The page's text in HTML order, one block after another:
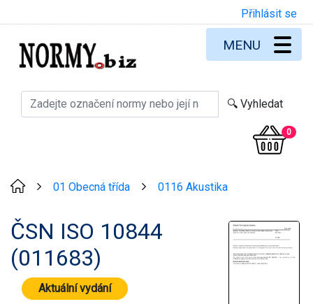
Přihlásit se
0
MENU
01 Obecná třída 0116 Akustika
ČSN ISO 10844
(011683)
Aktuální vydání